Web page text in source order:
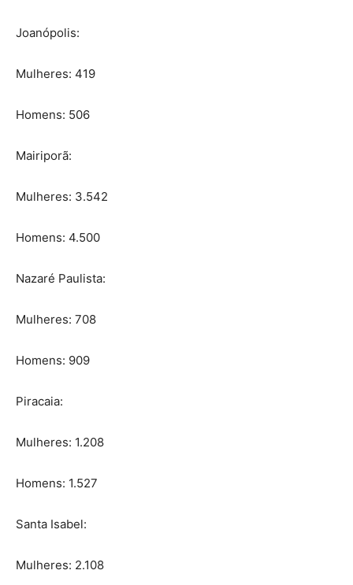
Joanópolis:
Mulheres: 419
Homens: 506
Mairiporã:
Mulheres: 3.542
Homens: 4.500
Nazaré Paulista:
Mulheres: 708
Homens: 909
Piracaia:
Mulheres: 1.208
Homens: 1.527
Santa Isabel:
Mulheres: 2.108